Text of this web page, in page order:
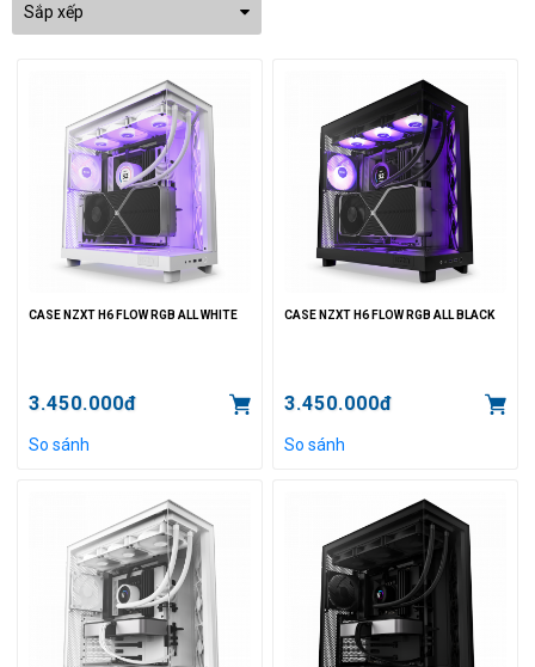
Sắp xếp
CASE NZXT H6 FLOW RGB ALL WHITE
3.450.000đ
So sánh
CASE NZXT H6 FLOW RGB ALL BLACK
3.450.000đ
So sánh